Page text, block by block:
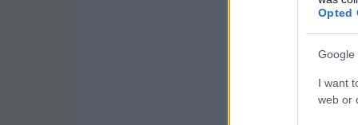
Opted
Google
I want
web or